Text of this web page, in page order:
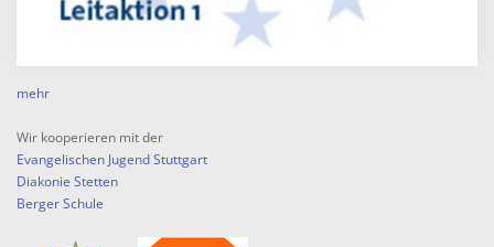
mehr
Wir kooperieren mit der
Evangelischen Jugend Stuttgart
Diakonie Stetten
Berger Schule